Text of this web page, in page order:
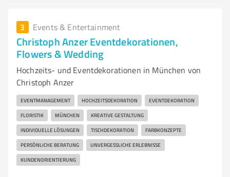
3 Events & Entertainment
Christoph Anzer Eventdekorationen,
Flowers & Wedding
Hochzeits- und Eventdekorationen in München von
Christoph Anzer
EVENTMANAGEMENT HOCHZEITSDEKORATION EVENTDEKORATION
FLORISTIK MÜNCHEN KREATIVE GESTALTUNG
INDIVIDUELLE LÖSUNGEN TISCHDEKORATION FARBKONZEPTE
PERSÖNLICHE BERATUNG UNVERGESSLICHE ERLEBNISSE
KUNDENORIENTIERUNG